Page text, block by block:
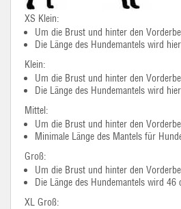
XS Klein:
Um die Brust und hinter den
Die Länge des Hundemantels wird
Klein:
Um die Brust und hinter den
Die Länge des Hundemantels wird
Mittel:
Um die Brust und hinter den
Minimale Länge des Mantels für
Groß:
Um die Brust und hinter den
Die Länge des Hundemantels wird 46
XL Groß: